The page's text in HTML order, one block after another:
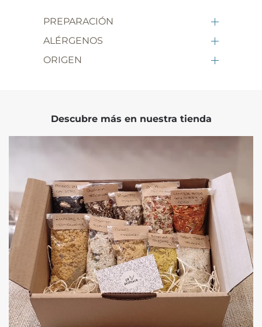
PREPARACIÓN
ALÉRGENOS
ORIGEN
Descubre más en nuestra tienda